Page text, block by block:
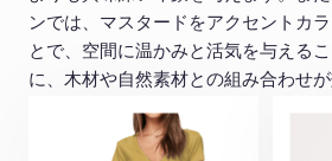
ンでは、マスタードをアクセントカ
とで、空間に温かみと活気を与える
に、木材や自然素材との組み合わせが